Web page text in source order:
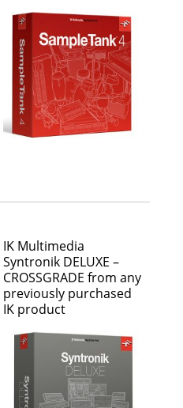
IK Multimedia
Syntronik DELUXE –
CROSSGRADE from any
previously purchased
IK product